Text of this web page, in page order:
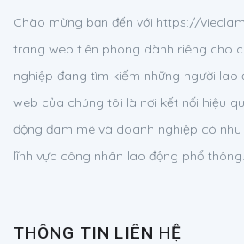
Chào mừng bạn đến với https://
trang web tiên phong dành riêng cho
nghiệp đang tìm kiếm những người lao
web của chúng tôi là nơi kết nối hiệu
động đam mê và doanh nghiệp có
lĩnh vực công nhân lao động phổ thông.
THÔNG TIN LIÊN HỆ